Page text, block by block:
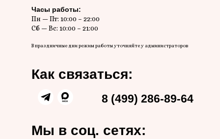
8 (499) 286-89-64
Мы в соц. сетях:
Как связаться:
Часы работы:
Пн — Пт: 10:00 – 22:00
Сб — Вс: 10:00 – 21:00
В праздничные дни режим работы уточняйте у администраторов